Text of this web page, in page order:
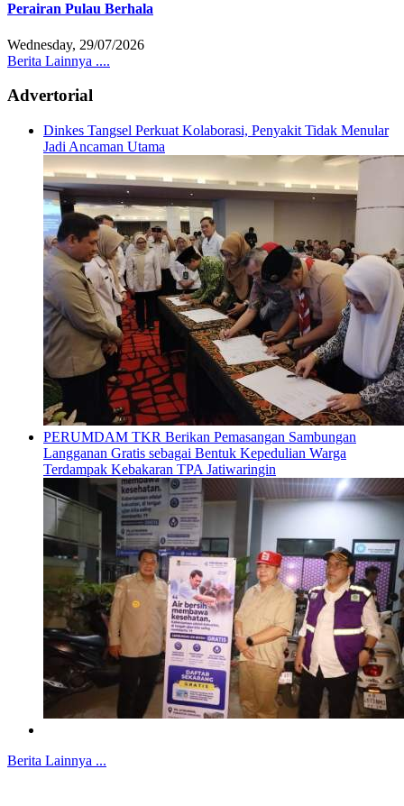
Perairan Pulau Berhala
Wednesday, 29/07/2026
Berita Lainnya ....
Advertorial
Dinkes Tangsel Perkuat Kolaborasi, Penyakit Tidak Menular
Jadi Ancaman Utama
PERUMDAM TKR Berikan Pemasangan Sambungan
Langganan Gratis sebagai Bentuk Kepedulian Warga
Terdampak Kebakaran TPA Jatiwaringin
Berita Lainnya ...